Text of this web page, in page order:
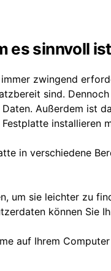
es sinnvoll ist
zwingend
sind.
Außerdem ist
installieren
in verschiedene
um sie leichter zu
können Sie
auf Ihrem